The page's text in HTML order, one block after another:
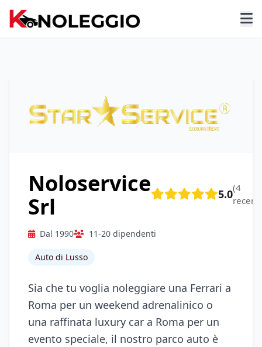
Noloservice
Srl
5.0(4
Dal 1990 11-20 dipendenti
Auto di Lusso
Sia che tu voglia noleggiare una Ferrari a
Roma per un weekend adrenalinico o
una raffinata luxury car a Roma per un
evento speciale, il nostro parco auto è